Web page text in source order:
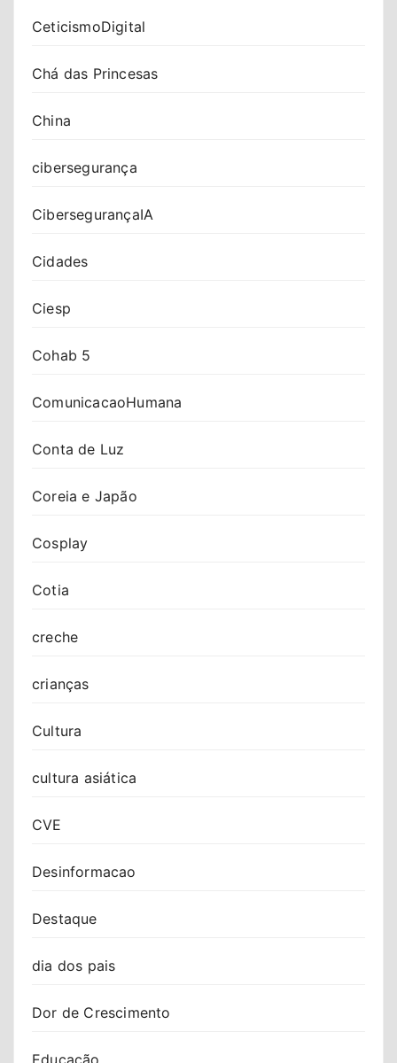
CeticismoDigital
Chá das Princesas
China
cibersegurança
CibersegurançaIA
Cidades
Ciesp
Cohab 5
ComunicacaoHumana
Conta de Luz
Coreia e Japão
Cosplay
Cotia
creche
crianças
Cultura
cultura asiática
CVE
Desinformacao
Destaque
dia dos pais
Dor de Crescimento